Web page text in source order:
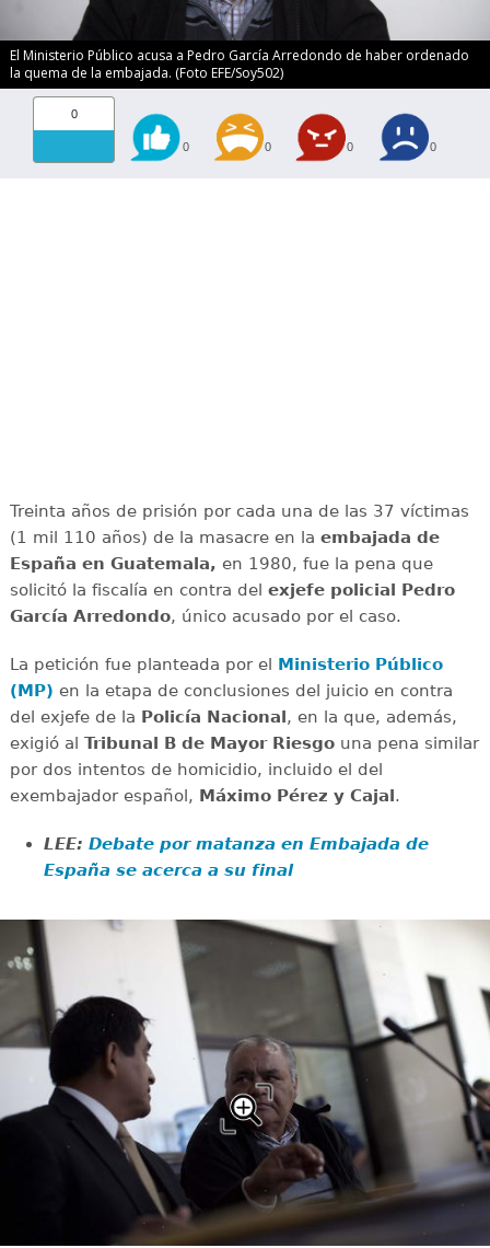
El Ministerio Público acusa a Pedro García Arredondo de haber ordenado
la quema de la embajada. (Foto EFE/Soy502)
0
0 0 0 0
Treinta años de prisión por cada una de las 37 víctimas
(1 mil 110 años) de la masacre en la embajada de
España en Guatemala, en 1980, fue la pena que
solicitó la fiscalía en contra del exjefe policial Pedro
García Arredondo, único acusado por el caso.
La petición fue planteada por el
Ministerio Público
(MP) en la etapa de conclusiones del juicio en contra
del exjefe de la Policía Nacional , en la que, además,
exigió al Tribunal B de Mayor Riesgouna pena similar
por dos intentos de homicidio, incluido el del
exembajador español, Máximo Pérez y Cajal .
LEE: Debate por matanza en Embajada de
España se acerca a su final